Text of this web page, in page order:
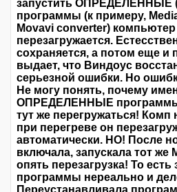
запустить ОПРЕДЕЛЕННЫЕ
программы (к примеру,
Movavi converter) компьютер
перезагружается.
сохраняется, а потом еще и
выдает, что Виндоус
серьезной ошибки. Но
Не могу понять, почему
ОПРЕДЕЛЕННЫЕ программы
тут же перегружаться! Комп
при перегреве он
автоматически. НО! После
включала, запускала тот же
опять перезагрузка! То есть
программы нереально и